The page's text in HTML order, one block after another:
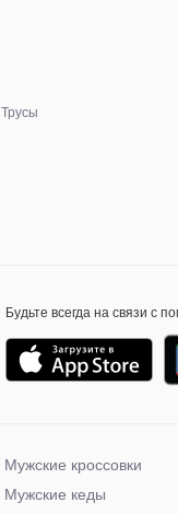
Трусы
Будьте всегда на связи с
Мужские кроссовки
Мужские кеды